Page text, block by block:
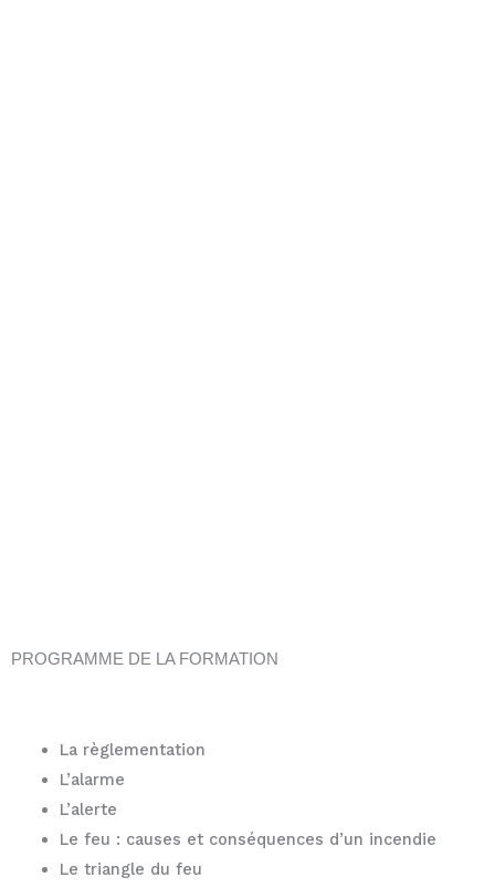
PROGRAMME DE LA FORMATION
La règlementation
L’alarme
L’alerte
Le feu : causes et conséquences d’un incendie
Le triangle du feu